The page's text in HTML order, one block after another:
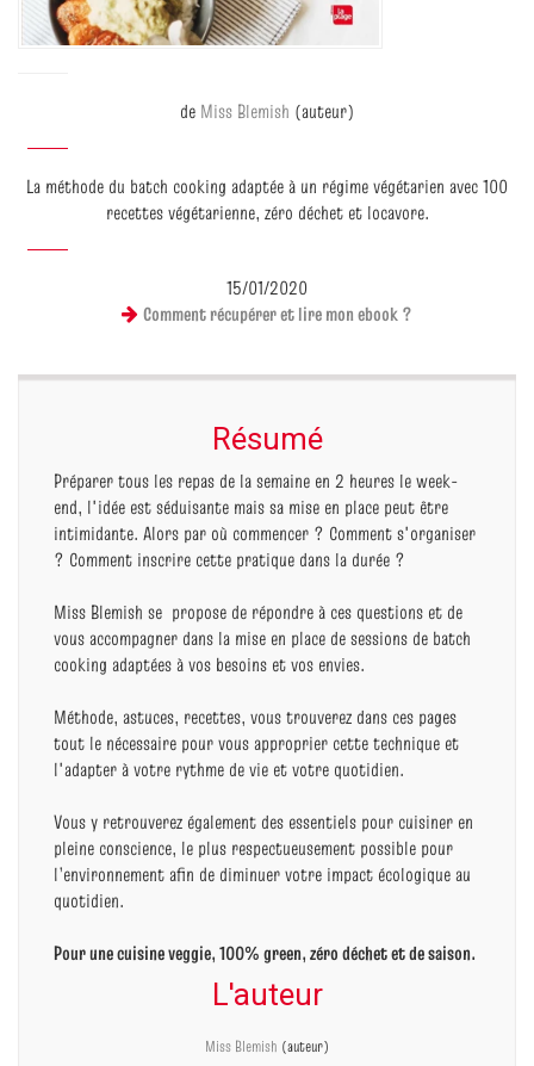
de Miss Blemish (auteur)
La méthode du batch cooking adaptée à un régime végétarien avec 100
recettes végétarienne, zéro déchet et locavore.
15/01/2020
Comment récupérer et lire mon ebook ?
Résumé
Préparer tous les repas de la semaine en 2 heures le week-
end, l'idée est séduisante mais sa mise en place peut être
intimidante. Alors par où commencer ? Comment s'organiser
? Comment inscrire cette pratique dans la durée ?
Miss Blemish se propose de répondre à ces questions et de
vous accompagner dans la mise en place de sessions de batch
cooking adaptées à vos besoins et vos envies.
Méthode, astuces, recettes, vous trouverez dans ces pages
tout le nécessaire pour vous approprier cette technique et
l'adapter à votre rythme de vie et votre quotidien.
Vous y retrouverez également des essentiels pour cuisiner en
pleine conscience, le plus respectueusement possible pour
l’environnement afin de diminuer votre impact écologique au
quotidien.
Pour une cuisine veggie, 100% green, zéro déchet et de saison.
L'auteur
Miss Blemish (auteur)